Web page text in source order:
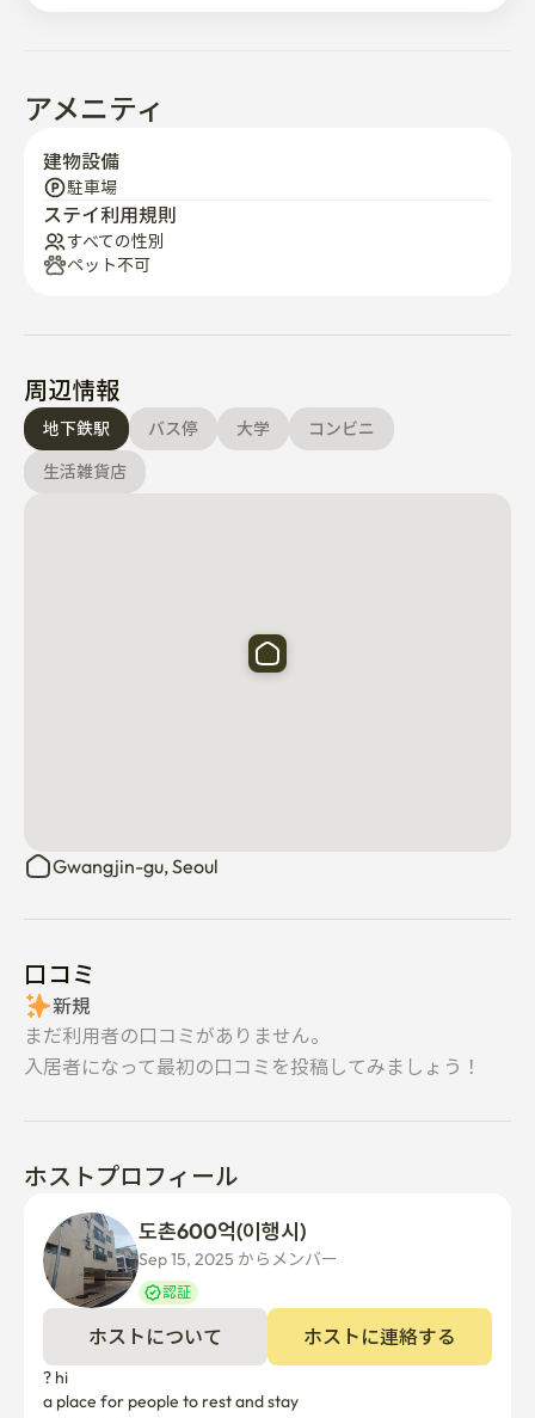
アメニティ
建物設備
駐車場
ステイ利用規則
すべての性別
ペット不可
周辺情報
地下鉄駅 バス停 大学
コンビニ
生活雑貨店
Gwangjin-gu, Seoul
口コミ
新規
まだ利用者の口コミがありません。
入居者になって最初の口コミを投稿してみましょう！
ホストプロフィール
Sep 15, 2025 からメンバー
認証
ホストについて ホストに連絡する
? hi
a place for people to rest and stay